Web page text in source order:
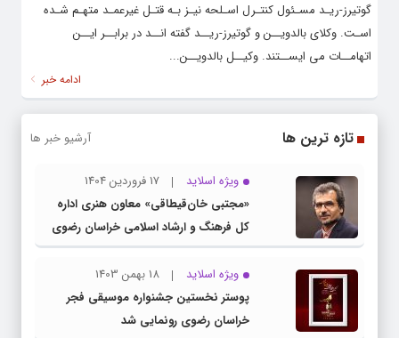
گوتیرز-ریـد مسـئول کنتـرل اسـلحه نیـز بـه قتـل غیرعمـد متهـم شـده
اسـت. وکلای بالدویــن و گوتیرز-ریــد گفته انــد در برابــر ایــن
اتهامــات می ایســتند. وکیــل بالدویــن...
ادامه خبر
تازه ترین ها آرشیو خبر ها
ویژه اسلاید
17 فروردین 1404
«مجتبی خان‌قیطاقی» معاون هنری اداره
کل فرهنگ و ارشاد اسلامی خراسان رضوی
شد
ویژه اسلاید
18 بهمن 1403
پوستر نخستین جشنواره موسیقی فجر
خراسان رضوی رونمایی شد